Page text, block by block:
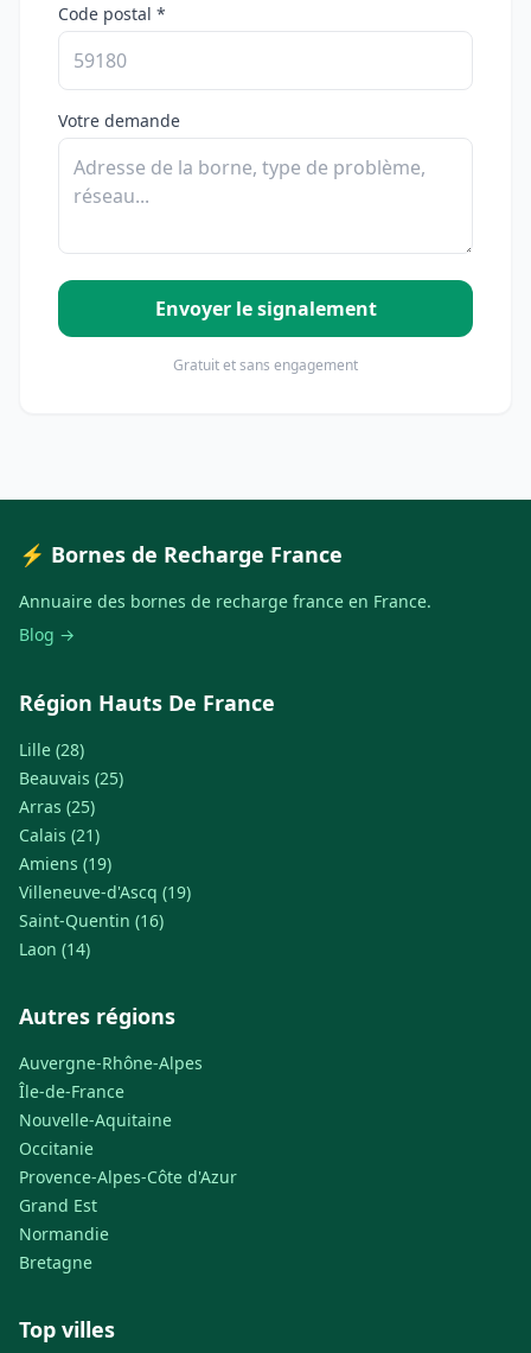
Code postal *
Votre demande
Envoyer le signalement
Gratuit et sans engagement
⚡ Bornes de Recharge France
Annuaire des bornes de recharge france en France.
Blog →
Région Hauts De France
Lille (28)
Beauvais (25)
Arras (25)
Calais (21)
Amiens (19)
Villeneuve-d'Ascq (19)
Saint-Quentin (16)
Laon (14)
Autres régions
Auvergne-Rhône-Alpes
Île-de-France
Nouvelle-Aquitaine
Occitanie
Provence-Alpes-Côte d'Azur
Grand Est
Normandie
Bretagne
Top villes